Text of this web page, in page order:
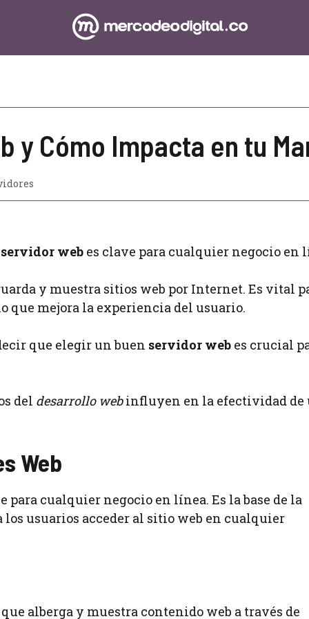
y Cómo Impacta en tu
servidor web es clave para cualquier negocio en
y muestra sitios web por Internet. Es vital
que mejora la experiencia del usuario.
que elegir un buen servidor web es crucial
del desarrollo webinfluyen en la efectividad de
Web
para cualquier negocio en línea. Es la base de la
usuarios acceder al sitio web en cualquier
alberga y muestra contenido web a través de